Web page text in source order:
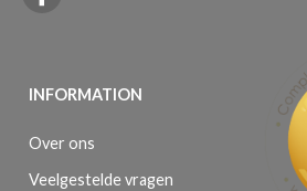
INFORMATION
Over ons
Veelgestelde vragen